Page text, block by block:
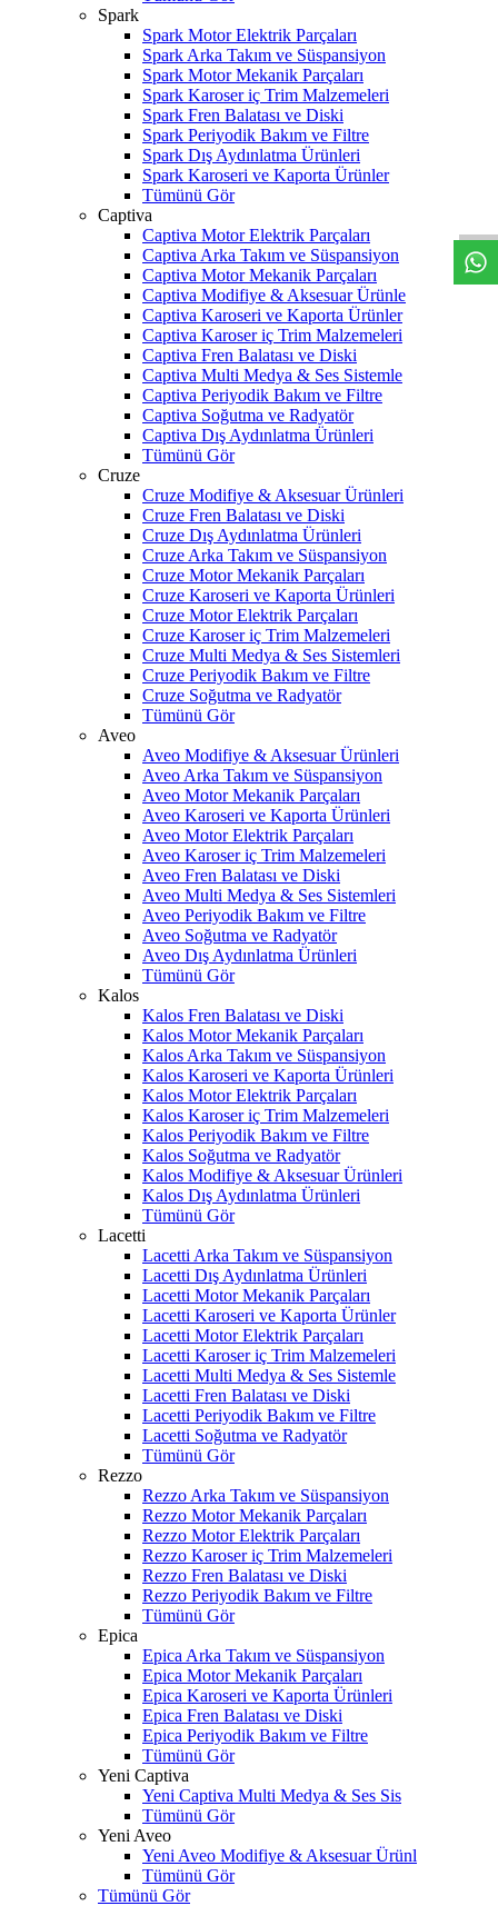
Spark
Spark Motor Elektrik Parçaları
Spark Arka Takım ve Süspansiyon
Spark Motor Mekanik Parçaları
Spark Karoser iç Trim Malzemeleri
Spark Fren Balatası ve Diski
Spark Periyodik Bakım ve Filtre
Spark Dış Aydınlatma Ürünleri
Spark Karoseri ve Kaporta Ürünler
Tümünü Gör
Captiva
Captiva Motor Elektrik Parçaları
Captiva Arka Takım ve Süspansiyon
Captiva Motor Mekanik Parçaları
Captiva Modifiye & Aksesuar Ürünle
Captiva Karoseri ve Kaporta Ürünler
Captiva Karoser iç Trim Malzemeleri
Captiva Fren Balatası ve Diski
Captiva Multi Medya & Ses Sistemle
Captiva Periyodik Bakım ve Filtre
Captiva Soğutma ve Radyatör
Captiva Dış Aydınlatma Ürünleri
Tümünü Gör
Cruze
Cruze Modifiye & Aksesuar Ürünleri
Cruze Fren Balatası ve Diski
Cruze Dış Aydınlatma Ürünleri
Cruze Arka Takım ve Süspansiyon
Cruze Motor Mekanik Parçaları
Cruze Karoseri ve Kaporta Ürünleri
Cruze Motor Elektrik Parçaları
Cruze Karoser iç Trim Malzemeleri
Cruze Multi Medya & Ses Sistemleri
Cruze Periyodik Bakım ve Filtre
Cruze Soğutma ve Radyatör
Tümünü Gör
Aveo
Aveo Modifiye & Aksesuar Ürünleri
Aveo Arka Takım ve Süspansiyon
Aveo Motor Mekanik Parçaları
Aveo Karoseri ve Kaporta Ürünleri
Aveo Motor Elektrik Parçaları
Aveo Karoser iç Trim Malzemeleri
Aveo Fren Balatası ve Diski
Aveo Multi Medya & Ses Sistemleri
Aveo Periyodik Bakım ve Filtre
Aveo Soğutma ve Radyatör
Aveo Dış Aydınlatma Ürünleri
Tümünü Gör
Kalos
Kalos Fren Balatası ve Diski
Kalos Motor Mekanik Parçaları
Kalos Arka Takım ve Süspansiyon
Kalos Karoseri ve Kaporta Ürünleri
Kalos Motor Elektrik Parçaları
Kalos Karoser iç Trim Malzemeleri
Kalos Periyodik Bakım ve Filtre
Kalos Soğutma ve Radyatör
Kalos Modifiye & Aksesuar Ürünleri
Kalos Dış Aydınlatma Ürünleri
Tümünü Gör
Lacetti
Lacetti Arka Takım ve Süspansiyon
Lacetti Dış Aydınlatma Ürünleri
Lacetti Motor Mekanik Parçaları
Lacetti Karoseri ve Kaporta Ürünler
Lacetti Motor Elektrik Parçaları
Lacetti Karoser iç Trim Malzemeleri
Lacetti Multi Medya & Ses Sistemle
Lacetti Fren Balatası ve Diski
Lacetti Periyodik Bakım ve Filtre
Lacetti Soğutma ve Radyatör
Tümünü Gör
Rezzo
Rezzo Arka Takım ve Süspansiyon
Rezzo Motor Mekanik Parçaları
Rezzo Motor Elektrik Parçaları
Rezzo Karoser iç Trim Malzemeleri
Rezzo Fren Balatası ve Diski
Rezzo Periyodik Bakım ve Filtre
Tümünü Gör
Epica
Epica Arka Takım ve Süspansiyon
Epica Motor Mekanik Parçaları
Epica Karoseri ve Kaporta Ürünleri
Epica Fren Balatası ve Diski
Epica Periyodik Bakım ve Filtre
Tümünü Gör
Yeni Captiva
Yeni Captiva Multi Medya & Ses Sis
Tümünü Gör
Yeni Aveo
Yeni Aveo Modifiye & Aksesuar Ürünl
Tümünü Gör
Tümünü Gör